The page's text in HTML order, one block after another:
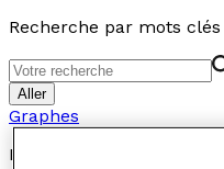
Recherche par mots clés
Aller
Graphes
Diamètre d'un graphe